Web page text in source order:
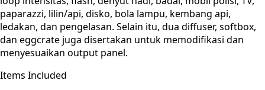
paparazzi, lilin/api, disko, bola lampu, kembang api,
ledakan, dan pengelasan. Selain itu, dua diffuser, softbox,
dan eggcrate juga disertakan untuk memodifikasi dan
menyesuaikan output panel.
Items Included